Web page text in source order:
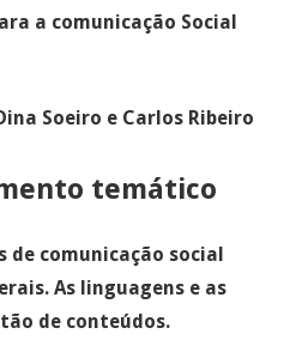
a comunicação Social
Soeiro e Carlos Ribeiro
temático
de comunicação social
As linguagens e as
de conteúdos.